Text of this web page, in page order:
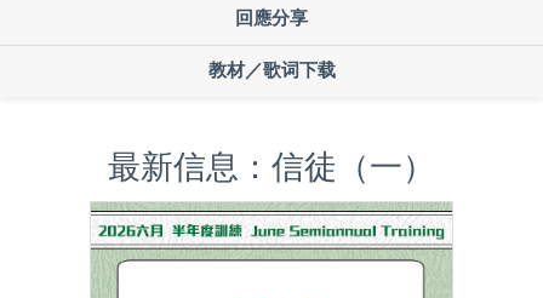
回應分享
教材／歌词下载
最新信息：信徒（一）